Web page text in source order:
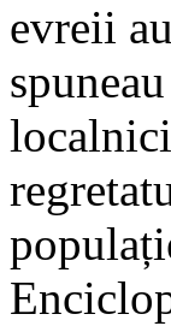
evreii